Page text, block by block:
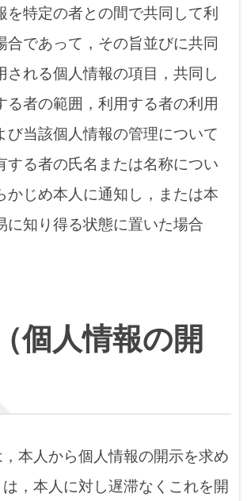
を特定の者との間で共同して利
合であって，その旨並びに共同
される個人情報の項目，共同し
る者の範囲，利用する者の利用
び当該個人情報の管理について
する者の氏名または名称につい
かじめ本人に通知し，または本
に知り得る状態に置いた場合
個人情報の開
本人から個人情報の開示を求め
，本人に対し遅滞なくこれを開